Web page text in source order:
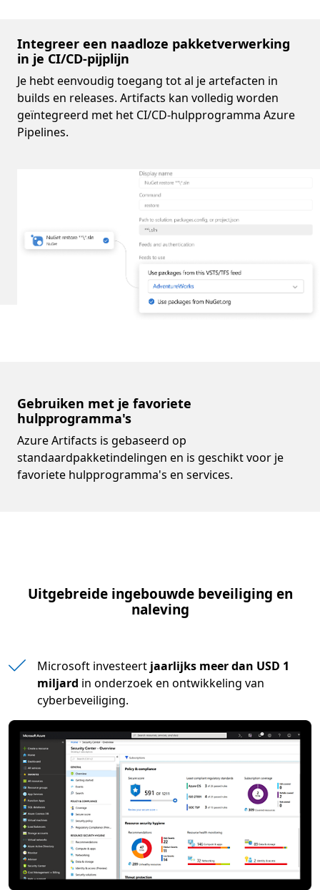
Integreer een naadloze pakketverwerking
in je CI/CD-pijplijn
Je hebt eenvoudig toegang tot al je artefacten in
builds en releases. Artifacts kan volledig worden
geïntegreerd met het CI/CD-hulpprogramma Azure
Pipelines.
Gebruiken met je favoriete
hulpprogramma's
Azure Artifacts is gebaseerd op
standaardpakketindelingen en is geschikt voor je
favoriete hulpprogramma's en services.
Uitgebreide ingebouwde beveiliging en
naleving
Microsoft investeert jaarlijks meer dan USD 1
miljard in onderzoek en ontwikkeling van
cyberbeveiliging.